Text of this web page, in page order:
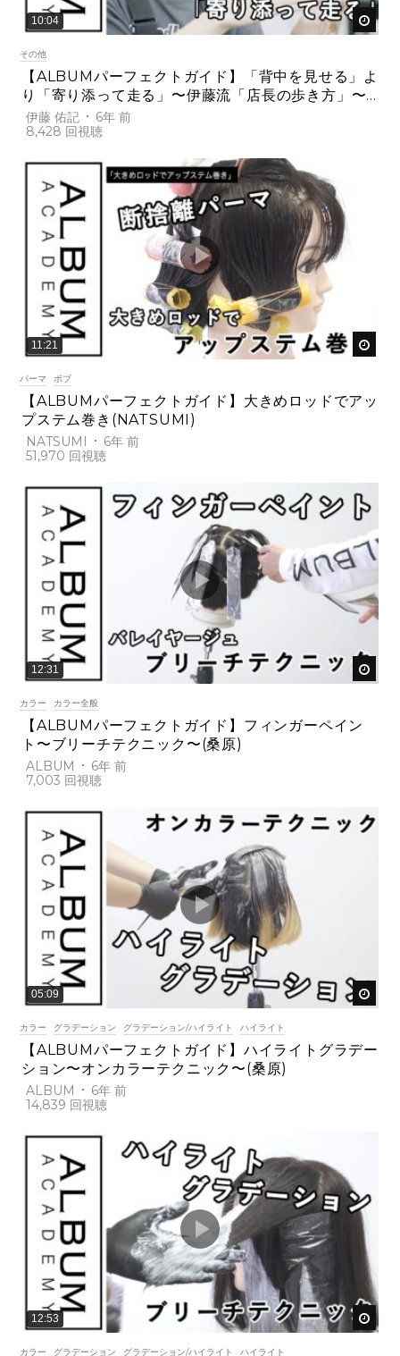
後
10:04
その他
【ALBUMパーフェクトガイド】「背中を見せる」よ
り「寄り添って走る」〜伊藤流「店長の歩き方」〜
(伊藤)
伊藤 佑記
6年 前
8,428
11:21
パーマ ボブ
【ALBUMパーフェクトガイド】大きめロッドでアッ
プステム巻き(NATSUMI)
NATSUMI
6年 前
51,970
12:31
カラー カラー全般
【ALBUMパーフェクトガイド】フィンガーペイン
ト〜ブリーチテクニック〜(桑原)
ALBUM
6年 前
7,003
05:09
カラー グラデーション グラデーション/ハイライト ハイライト
【ALBUMパーフェクトガイド】ハイライトグラデー
ション〜オンカラーテクニック〜(桑原)
ALBUM
6年 前
14,839
後
12:53
カラー グラデーション グラデーション/ハイライト ハイライト